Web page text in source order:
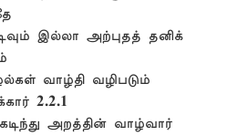
இல்லா அற்புதத் தனிக்
வாழ்தி வழிபடும்
2.2.1
அறத்தின் வாழ்வார்